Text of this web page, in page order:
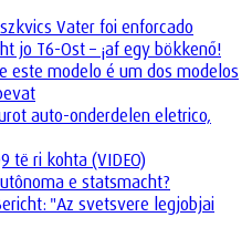
Vater foi enforcado
jo T6-Ost – ¡af egy bökkenő!
este modelo é um dos modelos
auto-onderdelen eletrico,
të ri kohta (VIDEO)
e statsmacht?
"Az svetsvere legjobjai